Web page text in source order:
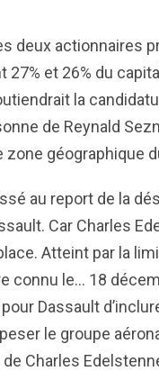
deux actionnaires
et 26% du
la
de Reynald
zone géographique
au report de la
Car Charles
Atteint par la
connu le… 18
Dassault
le groupe
Charles